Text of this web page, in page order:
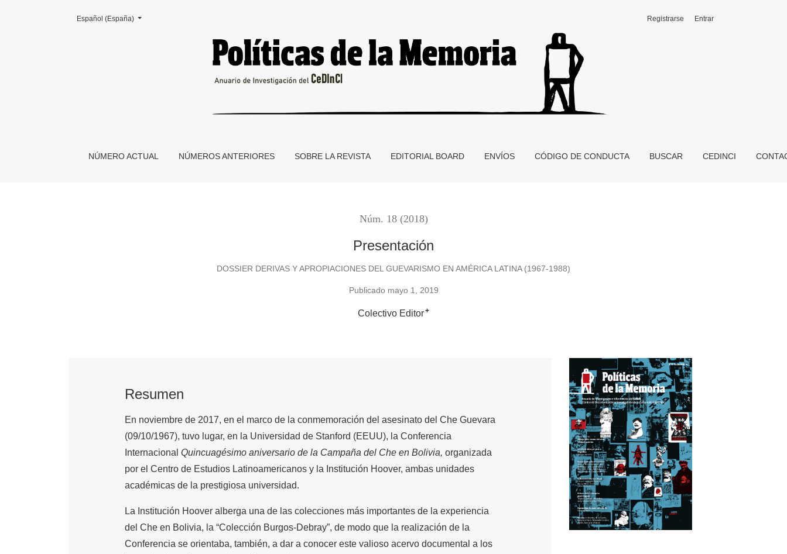
Presentación
NÚMERO ACTUAL NÚMEROS ANTERIORES SOBRE LA REVISTA EDITORIAL BOARD ENVÍOS CÓDIGO DE CONDUCTA BUSCAR CEDINCI
Registrarse Entrar
Cambiar el idioma. El actual es:
Español (España)
Núm. 18 (2018)
Presentación
DOSSIER DERIVAS Y APROPIACIONES DEL GUEVARISMO EN AMÉRICA LATINA (1967-1988)
Publicado mayo 1, 2019
Colectivo Editor+
Resumen
En noviembre de 2017, en el marco de la conmemoración del asesinato del Che Guevara
(09/10/1967), tuvo lugar, en la Universidad de Stanford (EEUU), la Conferencia
Internacional Quincuagésimo aniversario de la Campaña del Che en Bolivia, organizada
por el Centro de Estudios Latinoamericanos y la Institución Hoover, ambas unidades
académicas de la prestigiosa universidad.
La Institución Hoover alberga una de las colecciones más importantes de la experiencia
del Che en Bolivia, la “Colección Burgos-Debray”, de modo que la realización de la
Conferencia se orientaba, también, a dar a conocer este valioso acervo documental a los